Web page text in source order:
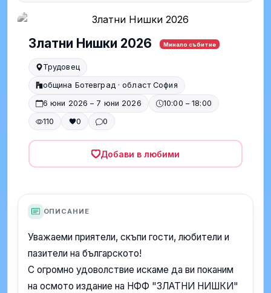
Златни Нишки 2026 Минало събитие
Трудовец
община Ботевград · област София
6 юни 2026 – 7 юни 2026
10:00 – 18:00
110
0 0
Добави в любими
ОПИСАНИЕ
Уважаеми приятели, скъпи гости, любители и
пазители на българското!
С огромно удоволствие искаме да ви поканим
на осмото издание на НФФ "ЗЛАТНИ НИШКИ"